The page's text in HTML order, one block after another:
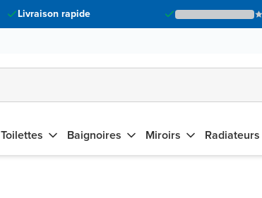
Livraison rapide
Toilettes Baignoires Miroirs Radiateurs